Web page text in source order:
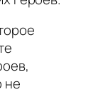
не